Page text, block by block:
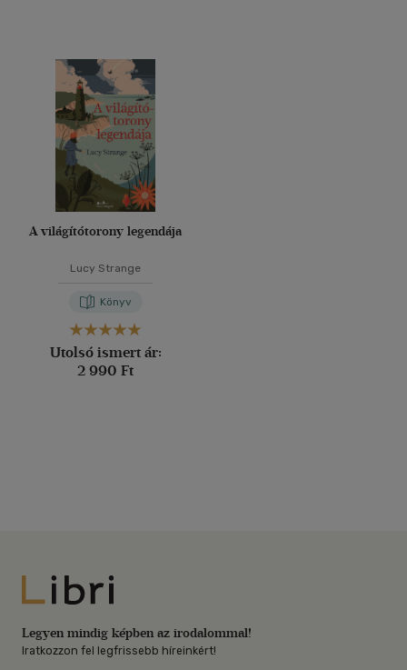
A világítótorony legendája
Lucy Strange
Könyv
Utolsó ismert ár:
2 990 Ft
Libri
Legyen mindig képben az irodalommal!
Iratkozzon fel legfrissebb híreinkért!